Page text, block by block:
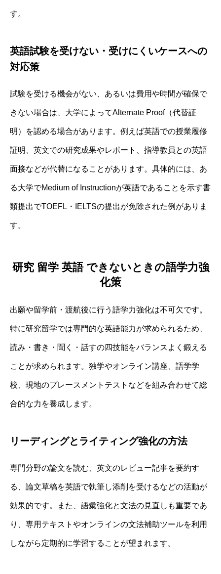
す。
英語試験を受けない・受けにくいケースへの
対応策
試験を受ける機会がない、あるいは費用や時間が確保で
きない場合は、大学によってAlternate Proof（代替証
明）を認める場合があります。例えば英語での授業履修
証明、英文での研究成果やレポート、指導教員との英語
面接などが代替になることがあります。具体的には、あ
る大学でMedium of Instructionが英語であることを示す書
類提出でTOEFL・IELTSの提出が免除された例がありま
す。
研究 留学 英語 できないときの語学力強
化策
出願や留学前・渡航後に行う語学力強化は不可欠です。
特に研究留学では専門的な英語能力が求められるため、
読み・書き・聞く・話すの四技能をバランスよく鍛える
ことが求められます。独学やオンライン講座、語学学
校、現地のプレースメントテストなどを組み合わせて総
合的な力を養成します。
リーディングとライティング強化の方法
専門分野の論文を読む、英文のレビュー記事を要約す
る、論文草稿を英語で執筆し添削を受けるなどの活動が
効果的です。また、語彙強化と文法の見直しも重要であ
り、専用テキストやオンラインの文法補助ツールを利用
しながら定期的に学習することが望まれます。